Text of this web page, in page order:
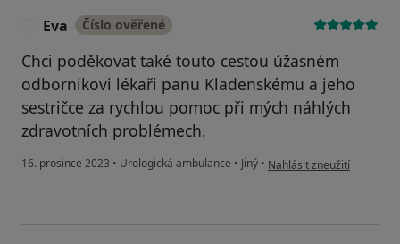
Eva Číslo ověřené
Chci poděkovat také touto cestou úžasném
odbornikovi lékaři panu Kladenskému a jeho
sestričce za rychlou pomoc při mých náhlých
zdravotních problémech.
16. prosince 2023 • Urologická ambulance • Jiný • podle názoru uživatele Eva
Nahlásit zneužití